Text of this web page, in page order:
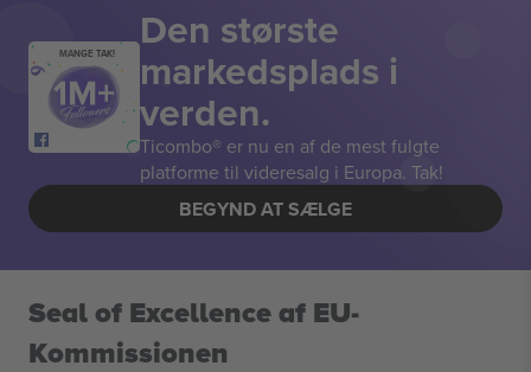
MANGE TAK! Den største
markedsplads i
verden.
Ticombo® er nu en af de mest fulgte
platforme til videresalg i Europa. Tak!
BEGYND AT SÆLGE
Seal of Excellence af EU-
Kommissionen